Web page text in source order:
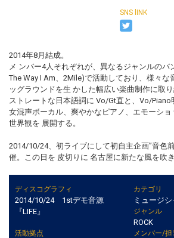
2014年8月結成。
メ ンバー4人それぞれが、異なるジャンルのバ
The Way I Am、2Mile)で活動しており、様々な
ッグラウンドを生 かした幅広い楽曲制作に取り
ストレートな日本語詞に Vo/Gt直と、Vo/Piano
女混声ボーカル、爽やかなピアノ、エモーシ
世界観を 展開する。
2014/10/24、初ライブにして初自主企画”音色
催。この日を 皮切りに 名古屋に新たな風を吹
ディスコグラフィ
2014/10/24 1stデモ音源
『LIFE』
カテゴリ
ミュージシ
ジャンル
ROCK
活動拠点 メンバー/担